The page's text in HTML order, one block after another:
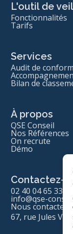
L'outil de
Fonctionnalités
Tarifs
Services
Audit de
Bilan de
À propos
QSE Conseil
Nos Références
On recrute
Démo
Contactez-
02 40 04 65 33
info@qse-
Nous contacter
67, rue Jules